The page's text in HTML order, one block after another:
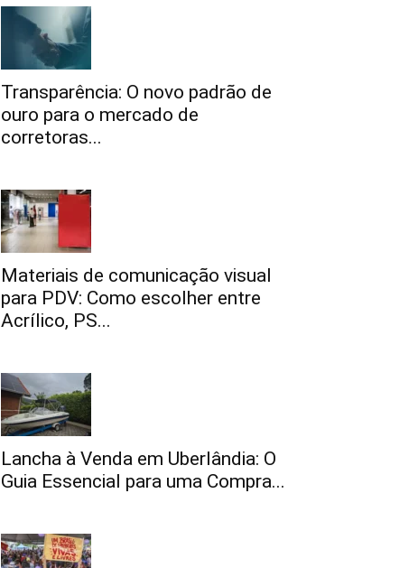
Transparência: O novo padrão de
ouro para o mercado de
corretoras...
Materiais de comunicação visual
para PDV: Como escolher entre
Acrílico, PS...
Lancha à Venda em Uberlândia: O
Guia Essencial para uma Compra...